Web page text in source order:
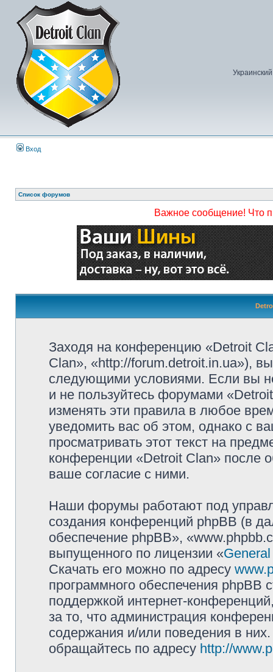
Вход
Список форумов
Важное сообщение! Что
Заходя на конференцию «Detroit
Clan», «http://forum.detroit.in.ua»),
следующими условиями. Если вы
и не пользуйтесь форумами
изменять эти правила в любое
уведомить вас об этом, однако с
просматривать этот текст на
конференции «Detroit Clan» после
ваше согласие с ними.
Наши форумы работают под
создания конференций phpBB (в
обеспечение phpBB»,
выпущенного по лицензии «
Скачать его можно по адресу
программного обеспечения phpBB
поддержкой интернет-
за то, что администрация
содержания и/или поведения в
обращайтесь по адресу http://